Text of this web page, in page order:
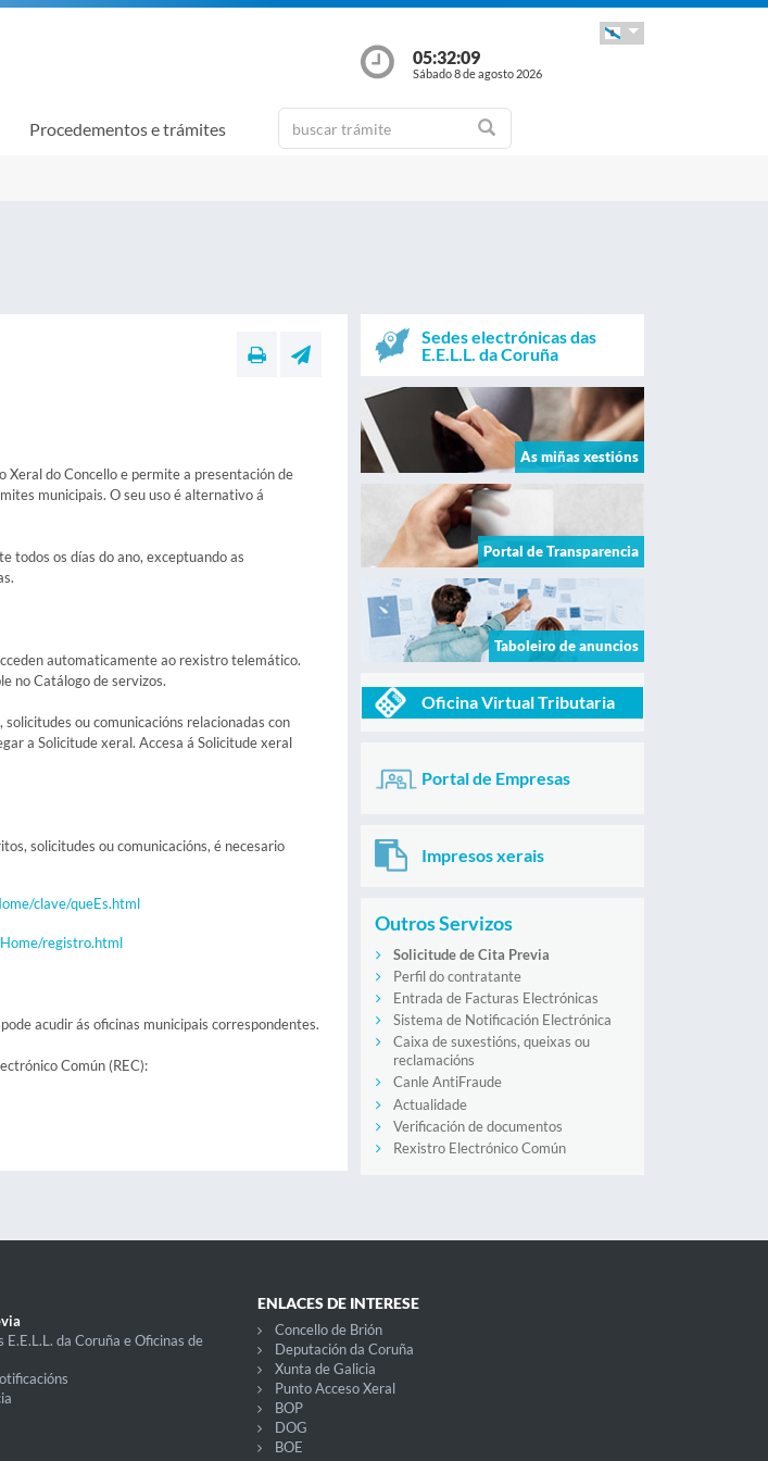
05:32:10
Sábado 8 de agosto 2026
Procedementos e trámites
do Concello e permite a presentación de
municipais. O seu uso é alternativo á
todos os días do ano, exceptuando as
automaticamente ao rexistro telemático.
no Catálogo de servizos.
ou comunicacións relacionadas con
a Solicitude xeral. Accesa á Solicitude xeral
solicitudes ou comunicacións, é necesario
clave/queEs.html
registro.html
acudir ás oficinas municipais correspondentes.
Común (REC):
Sedes electrónicas das
E.E.L.L. da Coruña
As miñas xestións
Portal de Transparencia
Taboleiro de anuncios
Oficina Virtual Tributaria
Portal de Empresas
Impresos xerais
Outros Servizos
Solicitude de Cita Previa
Perfil do contratante
Entrada de Facturas Electrónicas
Sistema de Notificación Electrónica
Caixa de suxestións, queixas ou
reclamacións
Canle AntiFraude
Actualidade
Verificación de documentos
Rexistro Electrónico Común
E.E.L.L. da Coruña e Oficinas de
ENLACES DE INTERESE
Concello de Brión
Deputación da Coruña
Xunta de Galicia
Punto Acceso Xeral
BOP
DOG
BOE